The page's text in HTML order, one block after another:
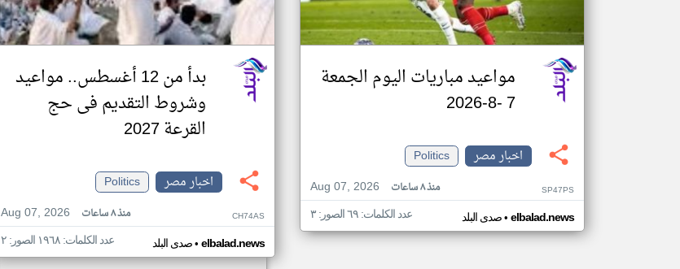
مواعيد مباريات اليوم الجمعة
7 -8-2026
اخبار مصر
Politics
Aug 07, 2026
منذ ٨ ساعات SP47PS
صدى البلد• elbalad.news عدد الكلمات: ٦٩ الصور: ٣
بدأ من 12 أغسطس.. مواعيد
وشروط التقديم فى حج
القرعة 2027
اخبار مصر
Politics
Aug 07, 2026
منذ ٨ ساعات CH74AS
صدى البلد• elbalad.news عدد الكلمات: ١٩٦٨ الصور: ٢